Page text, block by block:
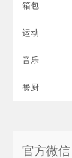
箱包
运动
音乐
餐厨
官方微信